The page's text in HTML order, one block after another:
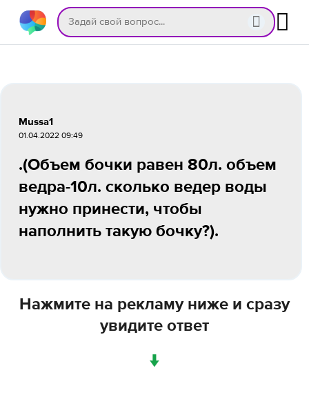
Mussa1
01.04.2022 09:49
.(Объем бочки равен 80л. объем
ведра-10л. сколько ведер воды
нужно принести, чтобы
наполнить такую бочку?).
Нажмите на рекламу ниже и сразу
увидите ответ
↓